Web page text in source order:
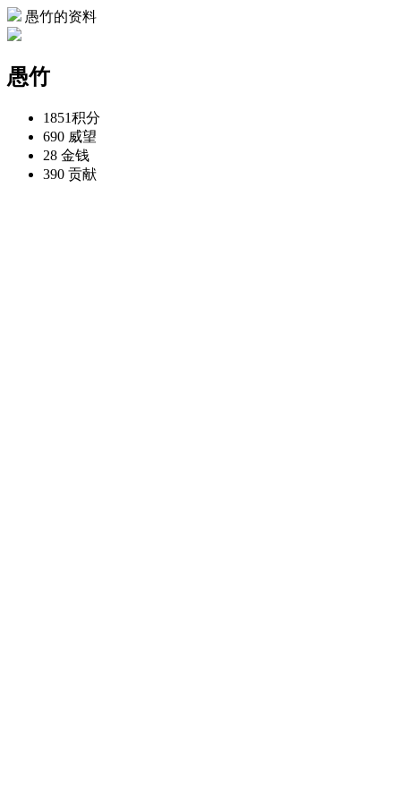
愚竹的资料
愚竹
1851积分
690 威望
28 金钱
390 贡献